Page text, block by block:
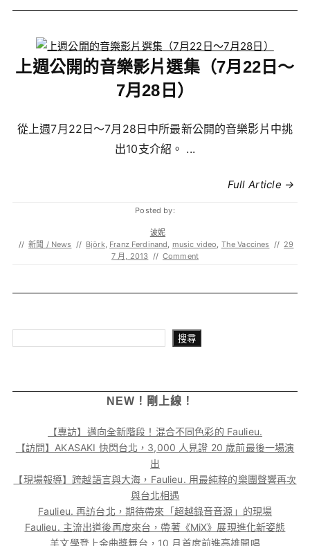
上週公開的音樂影片選集（7月22日～
7月28日）
從上週7月22日～7月28日中所最新公開的音樂影片中挑
出10支介紹。 ...
Full Article →
Posted by:
波妮
// 新聞 / News // Björk, Franz Ferdinand, music video, The Vaccines // 29
7 月, 2013 // Comment
搜尋
NEW！剛上線！
【專訪】邁向全新階段！混合不同色彩的 Faulieu.
【訪問】AKASAKI 快閃台北，3,000 人見證 20 歲前最後一場演
出
【現場報導】跨越語言與大海，Faulieu. 用最純粹的樂團聲響再次
與台北相遇
Faulieu. 再訪台北，期待帶來「超越錄音音源」的現場
Faulieu. 主流出道後再度來台，帶著《MiX》展現進化新姿態
羊文學登上金曲獎舞台，10 月首度前進高雄開唱